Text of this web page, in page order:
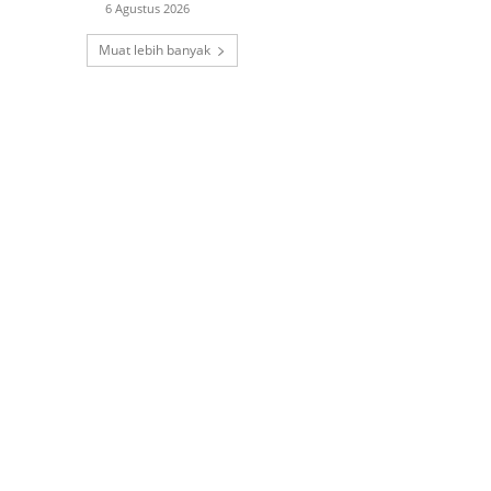
6 Agustus 2026
Muat lebih banyak